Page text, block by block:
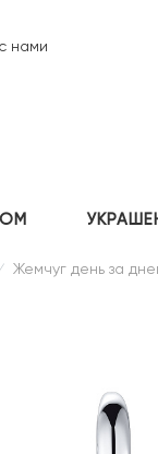
нами
Жемчуг день за